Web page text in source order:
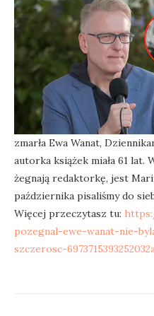
zmarła Ewa Wanat,
autorka książek miała 61 lat.
żegnają redaktorkę, jest
października pisaliśmy do
Więcej przeczytasz tu:
pozegnal-ewe-wanat-nie-
szczerosc-